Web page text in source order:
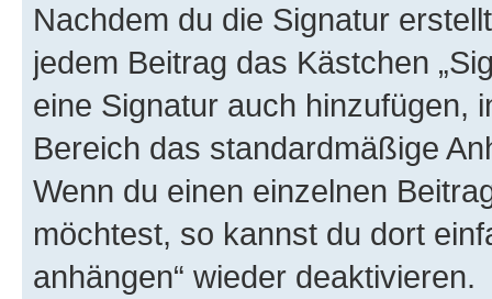
Nachdem du die Signatur
jedem Beitrag das Kästchen
eine Signatur auch hinzufügen,
Bereich das standardmäßige
Wenn du einen einzelnen
möchtest, so kannst du dort
anhängen“ wieder deaktivieren.